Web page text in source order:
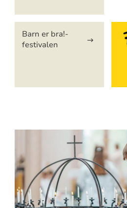
Barn er bra!-
festivalen